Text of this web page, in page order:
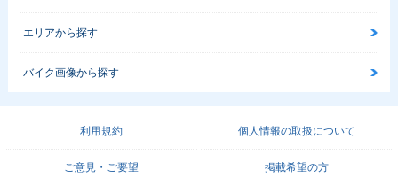
エリアから探す
バイク画像から探す
利用規約 個人情報の取扱について
ご意見・ご要望 掲載希望の方